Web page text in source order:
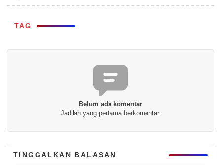
TAG
Belum ada komentar
Jadilah yang pertama berkomentar.
TINGGALKAN BALASAN